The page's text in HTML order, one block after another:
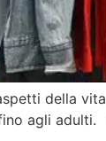
della
agli